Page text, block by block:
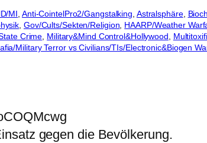
MI, Anti-CointelPro2/Gangstalking, Astralsphäre,
, Gov/Cults/Sekten/Religion, HAARP/Weather
Crime, Military&Mind Control&Hollywood,
Military Terror vs Civilians/TIs/Electronic&Biogen
gegen die Bevölkerung.